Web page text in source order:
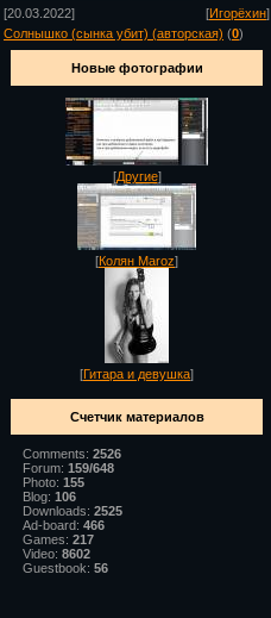
[20.03.2022]
[Игорёхин]
Солнышко (сынка убит) (авторская) (0)
Новые фотографии
[Другие]
[Колян Maroz]
[Гитара и девушка]
Счетчик материалов
Comments: 2526
Forum: 159/648
Photo: 155
Blog: 106
Downloads: 2525
Ad-board: 466
Games: 217
Video: 8602
Guestbook: 56